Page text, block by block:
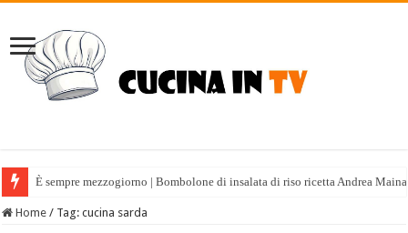
È sempre mezzogiorno | Bombolone di insalata di riso ricetta Andrea
Home / Tag:cucina sarda